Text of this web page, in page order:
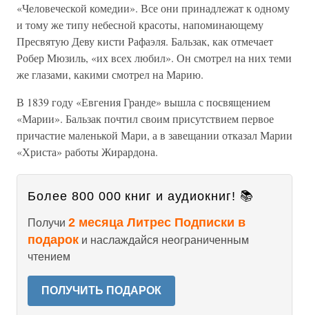
«Человеческой комедии». Все они принадлежат к одному
и тому же типу небесной красоты, напоминающему
Пресвятую Деву кисти Рафаэля. Бальзак, как отмечает
Робер Мюзиль, «их всех любил». Он смотрел на них теми
же глазами, какими смотрел на Марию.
В 1839 году «Евгения Гранде» вышла с посвящением
«Марии». Бальзак почтил своим присутствием первое
причастие маленькой Мари, а в завещании отказал Марии
«Христа» работы Жирардона.
Более 800 000 книг и аудиокниг! 📚
Получи 2 месяца Литрес Подписки в
подарок и наслаждайся неограниченным
чтением
ПОЛУЧИТЬ ПОДАРОК